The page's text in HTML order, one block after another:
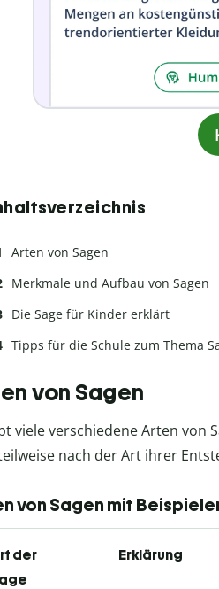
Arten von Sagen
Merkmale und Aufbau von Sagen
Die Sage für Kinder erklärt
Tipps für die Schule zum Thema
von Sagen
viele verschiedene Arten von
nach der Art ihrer
von Sagen mit
der
Erklärung